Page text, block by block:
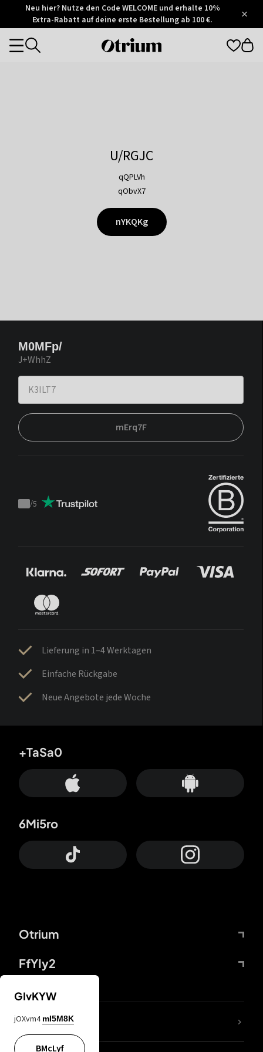
Otrium
Trustpilot
Neu hier? Nutze den Code WELCOME und erhalte 10%
Extra-Rabatt auf deine erste Bestellung ab 100 €.
Otrium
Categories
U/RGJC
qQPLVh
qObvX7
nYKQKg
M0MFp/
J+WhhZ
mErq7F
Trustpilot
/5
Lieferung in 1–4 Werktagen
Einfache Rückgabe
Neue Angebote jede Woche
Otrium
FfYIy2
+TaSa0
6Mi5ro
DDcvSo
GIvKYW
jOXvm4 mI5M8K
BMcLyf